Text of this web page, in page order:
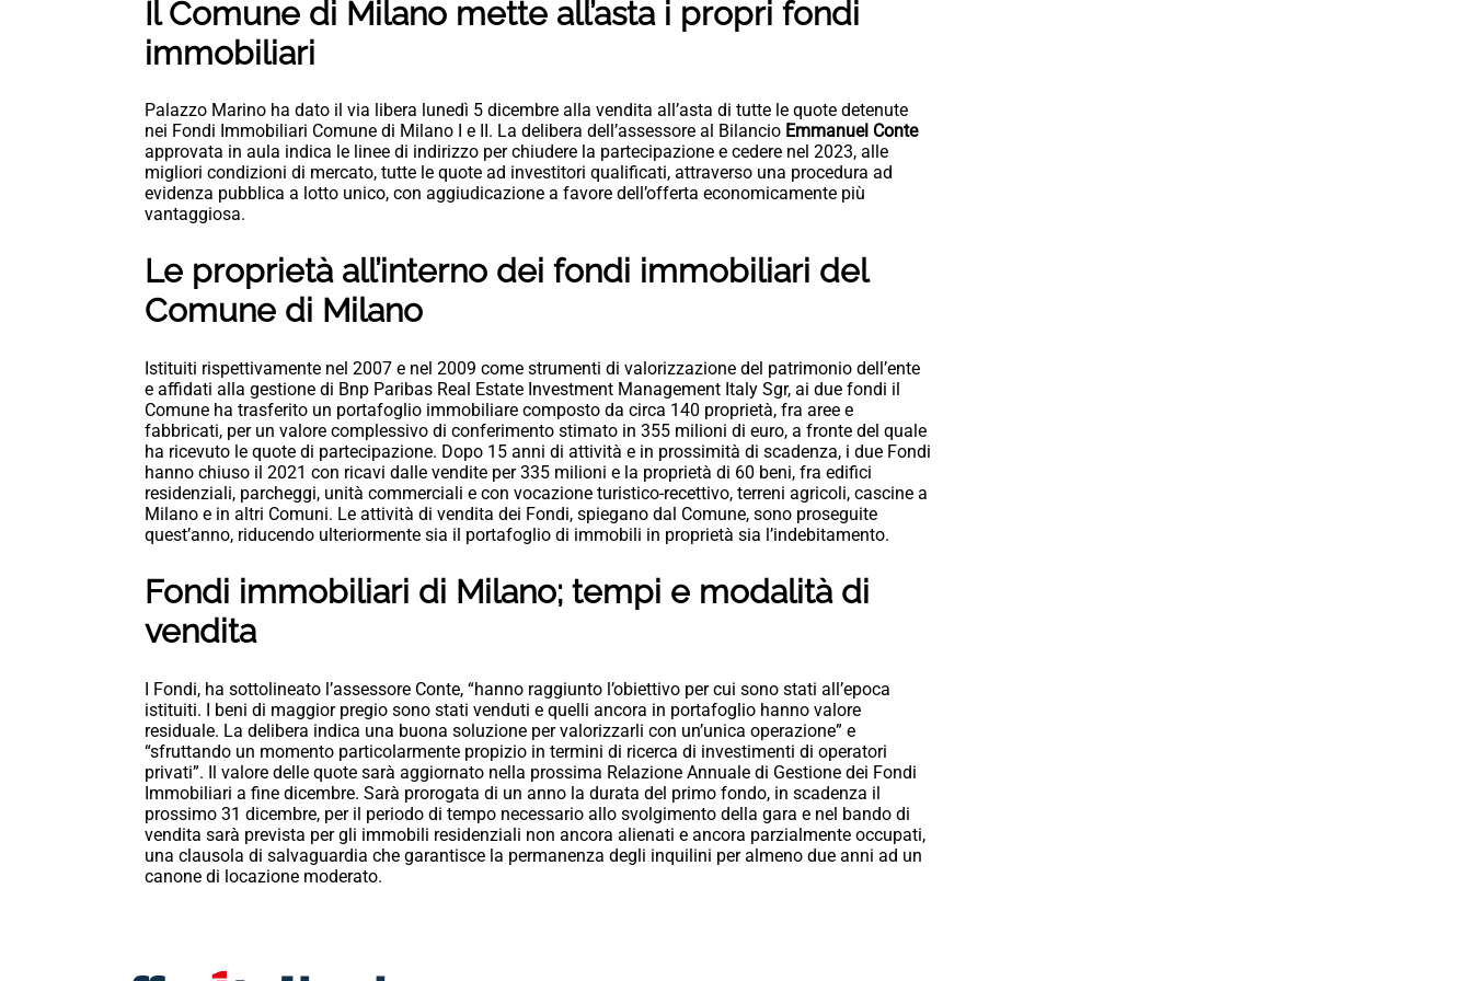
Il Comune di Milano mette all’asta i propri fondi
immobiliari
Palazzo Marino ha dato il via libera lunedì 5 dicembre alla vendita all’asta di tutte le quote detenute
nei Fondi Immobiliari Comune di Milano I e II. La delibera dell’assessore al Bilancio Emmanuel Conte
approvata in aula indica le linee di indirizzo per chiudere la partecipazione e cedere nel 2023, alle
migliori condizioni di mercato, tutte le quote ad investitori qualificati, attraverso una procedura ad
evidenza pubblica a lotto unico, con aggiudicazione a favore dell’offerta economicamente più
vantaggiosa.
Le proprietà all’interno dei fondi immobiliari del
Comune di Milano
Istituiti rispettivamente nel 2007 e nel 2009 come strumenti di valorizzazione del patrimonio dell’ente
e affidati alla gestione di Bnp Paribas Real Estate Investment Management Italy Sgr, ai due fondi il
Comune ha trasferito un portafoglio immobiliare composto da circa 140 proprietà, fra aree e
fabbricati, per un valore complessivo di conferimento stimato in 355 milioni di euro, a fronte del quale
ha ricevuto le quote di partecipazione. Dopo 15 anni di attività e in prossimità di scadenza, i due Fondi
hanno chiuso il 2021 con ricavi dalle vendite per 335 milioni e la proprietà di 60 beni, fra edifici
residenziali, parcheggi, unità commerciali e con vocazione turistico-recettivo, terreni agricoli, cascine a
Milano e in altri Comuni. Le attività di vendita dei Fondi, spiegano dal Comune, sono proseguite
quest’anno, riducendo ulteriormente sia il portafoglio di immobili in proprietà sia l’indebitamento.
Fondi immobiliari di Milano; tempi e modalità di
vendita
I Fondi, ha sottolineato l’assessore Conte, “hanno raggiunto l’obiettivo per cui sono stati all’epoca
istituiti. I beni di maggior pregio sono stati venduti e quelli ancora in portafoglio hanno valore
residuale. La delibera indica una buona soluzione per valorizzarli con un’unica operazione” e
“sfruttando un momento particolarmente propizio in termini di ricerca di investimenti di operatori
privati”. Il valore delle quote sarà aggiornato nella prossima Relazione Annuale di Gestione dei Fondi
Immobiliari a fine dicembre. Sarà prorogata di un anno la durata del primo fondo, in scadenza il
prossimo 31 dicembre, per il periodo di tempo necessario allo svolgimento della gara e nel bando di
vendita sarà prevista per gli immobili residenziali non ancora alienati e ancora parzialmente occupati,
una clausola di salvaguardia che garantisce la permanenza degli inquilini per almeno due anni ad un
canone di locazione moderato.